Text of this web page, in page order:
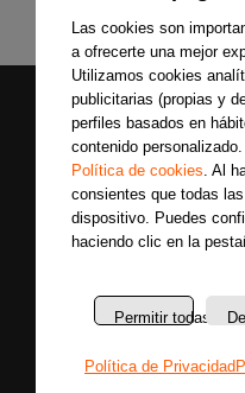
Las cookies son
a ofrecerte una mejor
Utilizamos cookies
publicitarias (propias y
perfiles basados en
contenido
Política de cookies. Al
consientes que todas
dispositivo. Puedes
haciendo clic en la
Permitir todas
Política de Privacidad
Últimas
noticias